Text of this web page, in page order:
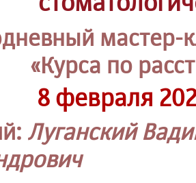
мастер-
«Курса по
8 февраля
Луганский